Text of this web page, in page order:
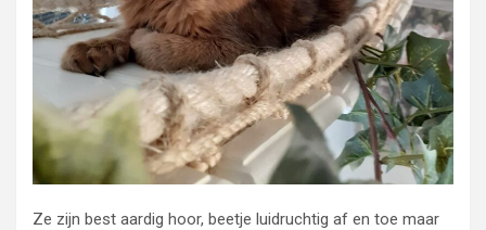
Ze zijn best aardig hoor, beetje luidruchtig af en toe maar